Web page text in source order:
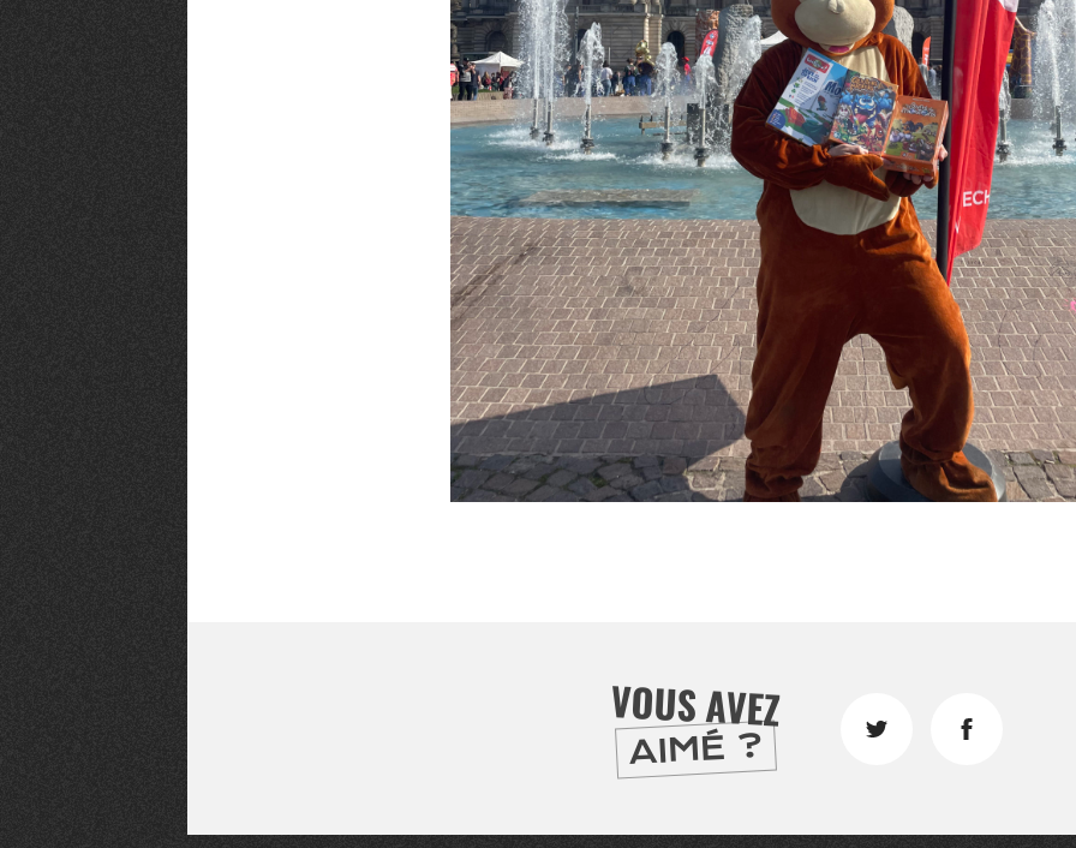
Nous contacter
VOUS AVEZ
AIMÉ ?